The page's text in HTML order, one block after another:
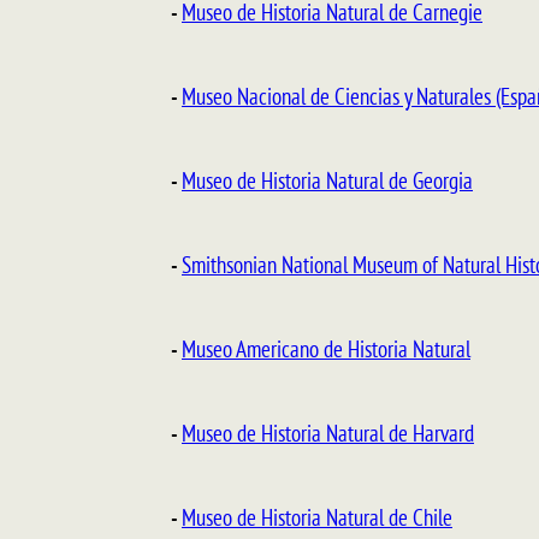
- Museo de Historia Natural de Carnegie
- Museo Nacional de Ciencias y Naturales
- Museo de Historia Natural de Georgia
-Smithsonian National Museum of Natural
- Museo Americano de Historia Natural
- Museo de Historia Natural de Harvard
- Museo de Historia Natural de Chile